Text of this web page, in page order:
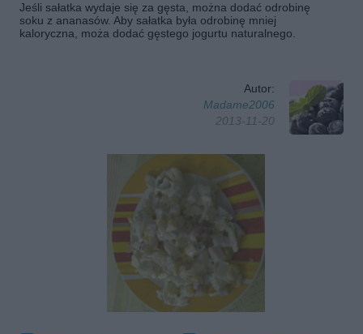
Jeśli sałatka wydaje się za gęsta, można dodać odrobinę
soku z ananasów. Aby sałatka była odrobinę mniej
kaloryczna, moża dodać gęstego jogurtu naturalnego.
Autor:
Madame2006
2013-11-20